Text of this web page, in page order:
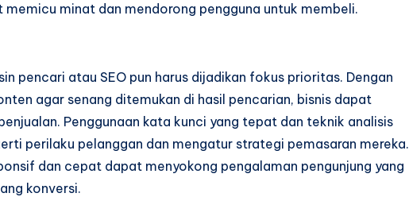
minat dan mendorong pengguna untuk membeli.
pencari atau SEO pun harus dijadikan fokus prioritas. Dengan
agar senang ditemukan di hasil pencarian, bisnis dapat
Penggunaan kata kunci yang tepat dan teknik analisis
perilaku pelanggan dan mengatur strategi pemasaran mereka.
dan cepat dapat menyokong pengalaman pengunjung yang
konversi.